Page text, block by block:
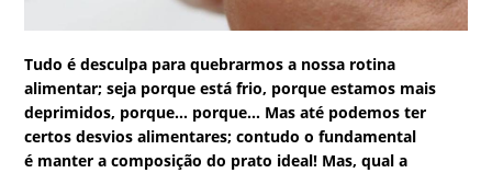
Tudo é desculpa para quebrarmos a nossa rotina
alimentar; seja porque está frio, porque estamos mais
deprimidos, porque… porque… Mas até podemos ter
certos desvios alimentares; contudo o fundamental
é manter a composição do prato ideal! Mas, qual a